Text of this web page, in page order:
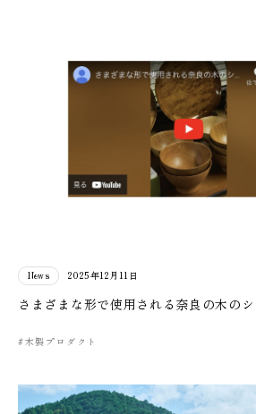
News 2025年12月11日
さまざまな形で使用される奈良の木の
#木製プロダクト